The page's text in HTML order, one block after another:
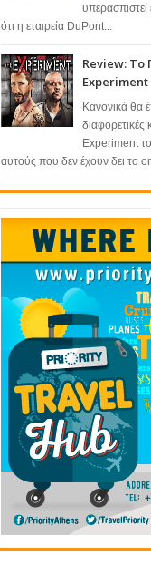
υπερασπιστεί
ότι η εταιρεία DuPont...
Review: Το
Experiment
Κανονικά θα
διαφορετικές
Experiment
αυτούς που δεν έχουν δει το